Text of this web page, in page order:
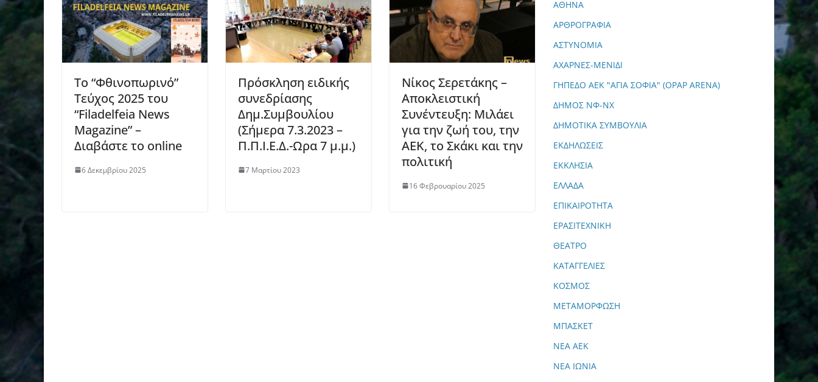
Το “Φθινοπωρινό”
Τεύχος 2025 του
“Filadelfeia News
Magazine” –
Διαβάστε το online
6 Δεκεμβρίου 2025
Πρόσκληση ειδικής
συνεδρίασης
Δημ.Συμβουλίου
(Σήμερα 7.3.2023 –
Π.Π.Ι.Ε.Δ.-Ωρα 7 μ.μ.)
7 Μαρτίου 2023
Νίκος Σερετάκης –
Αποκλειστική
Συνέντευξη: Μιλάει
για την ζωή του, την
ΑΕΚ, το Σκάκι και την
πολιτική
16 Φεβρουαρίου 2025
ΑΘΗΝΑ
ΑΡΘΡΟΓΡΑΦΙΑ
ΑΣΤΥΝΟΜΙΑ
ΑΧΑΡΝΕΣ-ΜΕΝΙΔΙ
ΓΗΠΕΔΟ ΑΕΚ "ΑΓΙΑ ΣΟΦΙΑ" (OPAP ARENA)
ΔΗΜΟΣ ΝΦ-ΝΧ
ΔΗΜΟΤΙΚΑ ΣΥΜΒΟΥΛΙΑ
ΕΚΔΗΛΩΣΕΙΣ
ΕΚΚΛΗΣΙΑ
ΕΛΛΑΔΑ
ΕΠΙΚΑΙΡΟΤΗΤΑ
ΕΡΑΣΙΤΕΧΝΙΚΗ
ΘΕΑΤΡΟ
ΚΑΤΑΓΓΕΛΙΕΣ
ΚΟΣΜΟΣ
ΜΕΤΑΜΟΡΦΩΣΗ
ΜΠΑΣΚΕΤ
ΝΕΑ ΑΕΚ
ΝΕΑ ΙΩΝΙΑ